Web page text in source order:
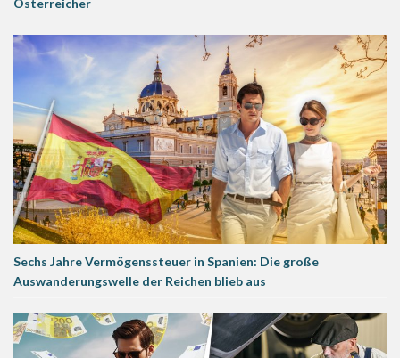
Sechs Jahre Vermögenssteuer in Spanien: Die große
Auswanderungswelle der Reichen blieb aus